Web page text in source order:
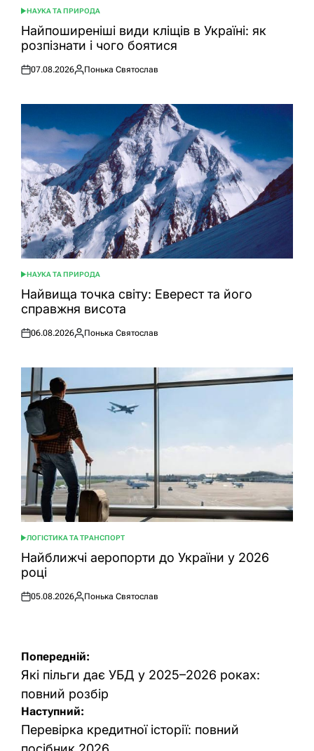
ОПУБЛІКУВАТИ
У
НАУКА ТА ПРИРОДА
Найпоширеніші види кліщів в Україні: як
розпізнати і чого боятися
Оприлюднено
07.08.2026
Опубліковано
Понька Святослав
ОПУБЛІКУВАТИ
У
НАУКА ТА ПРИРОДА
Найвища точка світу: Еверест та його
справжня висота
Оприлюднено
06.08.2026
Опубліковано
Понька Святослав
ОПУБЛІКУВАТИ
У
ЛОГІСТИКА ТА ТРАНСПОРТ
Найближчі аеропорти до України у 2026
році
Оприлюднено
05.08.2026
Опубліковано
Понька Святослав
Навігація
записів
Попередній:
Які пільги дає УБД у 2025–2026 роках:
повний розбір
Наступний:
Перевірка кредитної історії: повний